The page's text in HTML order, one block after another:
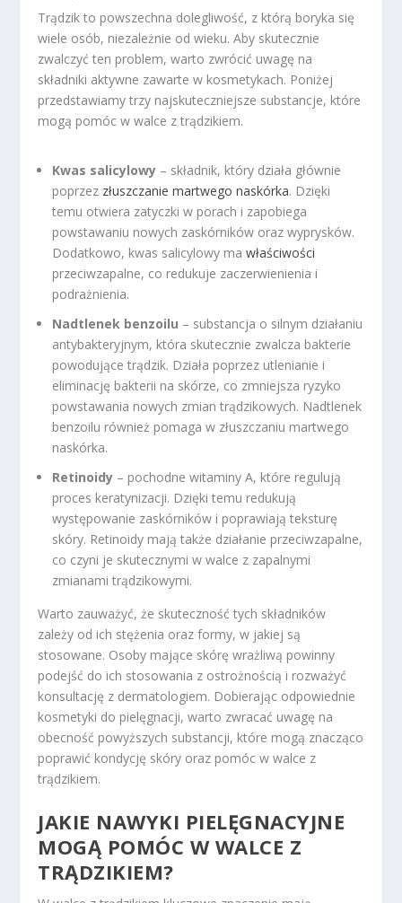
Trądzik to powszechna dolegliwość, z którą boryka się
wiele osób, niezależnie od wieku. Aby skutecznie
zwalczyć ten problem, warto zwrócić uwagę na
składniki aktywne zawarte w kosmetykach. Poniżej
przedstawiamy trzy najskuteczniejsze substancje, które
mogą pomóc w walce z trądzikiem.
Kwas salicylowy – składnik, który działa głównie
poprzez złuszczanie martwego naskórka. Dzięki
temu otwiera zatyczki w porach i zapobiega
powstawaniu nowych zaskórników oraz wyprysków.
Dodatkowo, kwas salicylowy mawłaściwości
przeciwzapalne, co redukuje zaczerwienienia i
podrażnienia.
Nadtlenek benzoilu – substancja o silnym działaniu
antybakteryjnym, która skutecznie zwalcza bakterie
powodujące trądzik. Działa poprzez utlenianie i
eliminację bakterii na skórze, co zmniejsza ryzyko
powstawania nowych zmian trądzikowych. Nadtlenek
benzoilu również pomaga w złuszczaniu martwego
naskórka.
Retinoidy – pochodne witaminy A, które regulują
proces keratynizacji. Dzięki temu redukują
występowanie zaskórników i poprawiają teksturę
skóry. Retinoidy mają także działanie przeciwzapalne,
co czyni je skutecznymi w walce z zapalnymi
zmianami trądzikowymi.
Warto zauważyć, że skuteczność tych składników
zależy od ich stężenia oraz formy, w jakiej są
stosowane. Osoby mające skórę wrażliwą powinny
podejść do ich stosowania z ostrożnością i rozważyć
konsultację z dermatologiem. Dobierając odpowiednie
kosmetyki do pielęgnacji, warto zwracać uwagę na
obecność powyższych substancji, które mogą znacząco
poprawić kondycję skóry oraz pomóc w walce z
trądzikiem.
JAKIE NAWYKI PIELĘGNACYJNE
MOGĄ POMÓC W WALCE Z
TRĄDZIKIEM?